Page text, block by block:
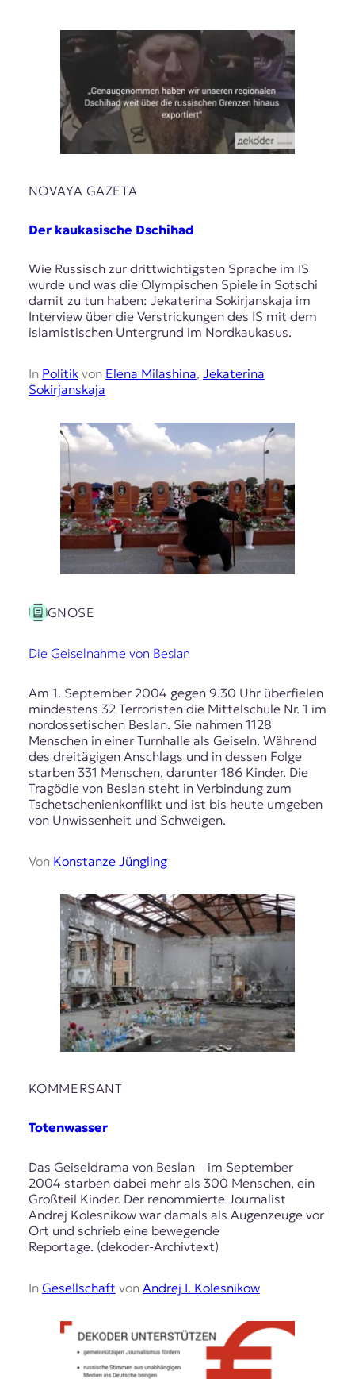
NOVAYA GAZETA
Der kaukasische Dschihad
Wie Russisch zur drittwichtigsten Sprache im IS
wurde und was die Olympischen Spiele in Sotschi
damit zu tun haben: Jekaterina Sokirjanskaja im
Interview über die Verstrickungen des IS mit dem
islamistischen Untergrund im Nordkaukasus.
In Politikvon Elena Milashina, Jekaterina
Sokirjanskaja
GNOSE
Die Geiselnahme von Beslan
Am 1. September 2004 gegen 9.30 Uhr überfielen
mindestens 32 Terroristen die Mittelschule Nr. 1 im
nordossetischen Beslan. Sie nahmen 1128
Menschen in einer Turnhalle als Geiseln. Während
des dreitägigen Anschlags und in dessen Folge
starben 331 Menschen, darunter 186 Kinder. Die
Tragödie von Beslan steht in Verbindung zum
Tschetschenienkonflikt und ist bis heute umgeben
von Unwissenheit und Schweigen.
Von Konstanze Jüngling
KOMMERSANT
Totenwasser
Das Geiseldrama von Beslan – im September
2004 starben dabei mehr als 300 Menschen, ein
Großteil Kinder. Der renommierte Journalist
Andrej Kolesnikow war damals als Augenzeuge vor
Ort und schrieb eine bewegende
Reportage. (dekoder-Archivtext)
In Gesellschaft von Andrej I. Kolesnikow